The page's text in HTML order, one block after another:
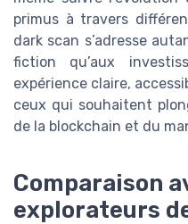
primus à travers
dark scan s’adresse
fiction qu’aux
expérience claire,
ceux qui souhaitent
de la blockchain et du
Comparaison
explorateurs